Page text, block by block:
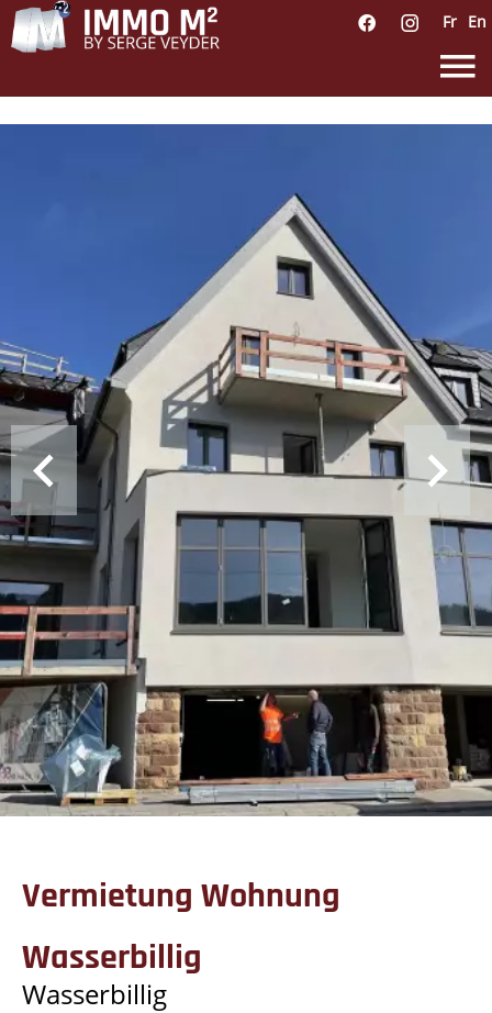
Fr En
Vermietung Wohnung
Wasserbillig
Wasserbillig